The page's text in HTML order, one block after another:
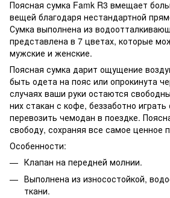
Поясная сумка Famk R3 вмещает
вещей благодаря нестандартной
Сумка выполнена из
представлена в 7 цветах, которые
мужские и женские.
Поясная сумка дарит ощущение
быть одета на пояс или опрокинута
случаях ваши руки остаются
них стакан с кофе, беззаботно
перевозить чемодан в поездке.
свободу, сохраняя все самое ценное
Особенности:
Клапан на передней молнии.
Выполнена из износостойкой,
ткани.